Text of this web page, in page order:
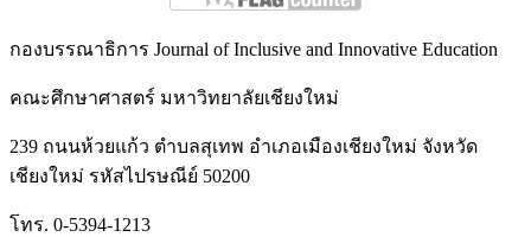
กองบรรณาธิการ Journal of Inclusive and Innovative Education
คณะศึกษาศาสตร์ มหาวิทยาลัยเชียงใหม่
239 ถนนห้วยแก้ว ตำบลสุเทพ อำเภอเมืองเชียงใหม่ จังหวัด
เชียงใหม่ รหัสไปรษณีย์ 50200
โทร. 0-5394-1213